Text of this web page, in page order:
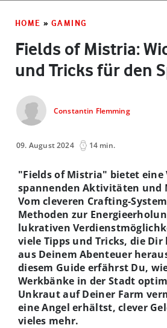
HOME » GAMING
Fields of Mistria:
und Tricks für den
Constantin Flemming
09. August 2024 14 min.
"Fields of Mistria" bietet eine
spannenden Aktivitäten und
Vom cleveren Crafting-
Methoden zur
lukrativen
viele Tipps und Tricks, die Dir
aus Deinem Abenteuer
diesem Guide erfährst Du,
Werkbänke in der Stadt
Unkraut auf Deiner Farm
eine Angel erhältst, clever
vieles mehr.